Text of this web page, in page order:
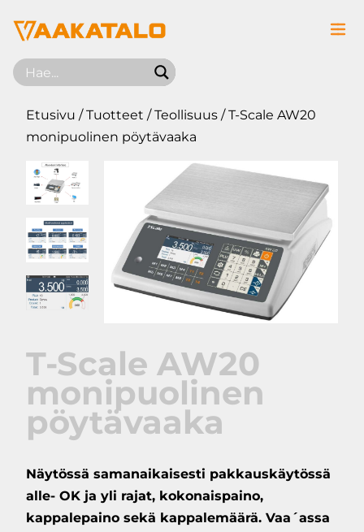
Etusivu /Tuotteet /Teollisuus / T-Scale AW20
monipuolinen pöytävaaka
T-Scale AW20
monipuolinen
pöytävaaka
Näytössä samanaikaisesti pakkauskäytössä
alle- OK ja yli rajat, kokonaispaino,
kappalepaino sekä kappalemäärä. Vaa´assa